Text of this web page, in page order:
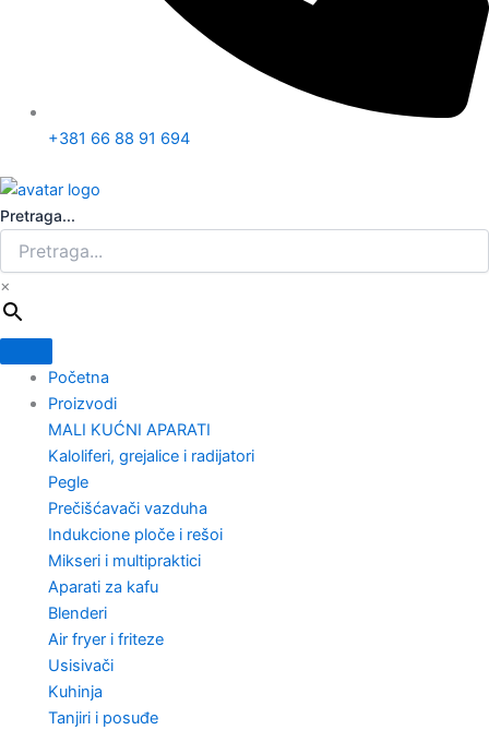
+381 66 88 91 694
Pretraga...
×
Početna
Proizvodi
MALI KUĆNI APARATI
Kaloliferi, grejalice i radijatori
Pegle
Prečišćavači vazduha
Indukcione ploče i rešoi
Mikseri i multipraktici
Aparati za kafu
Blenderi
Air fryer i friteze
Usisivači
Kuhinja
Tanjiri i posuđe